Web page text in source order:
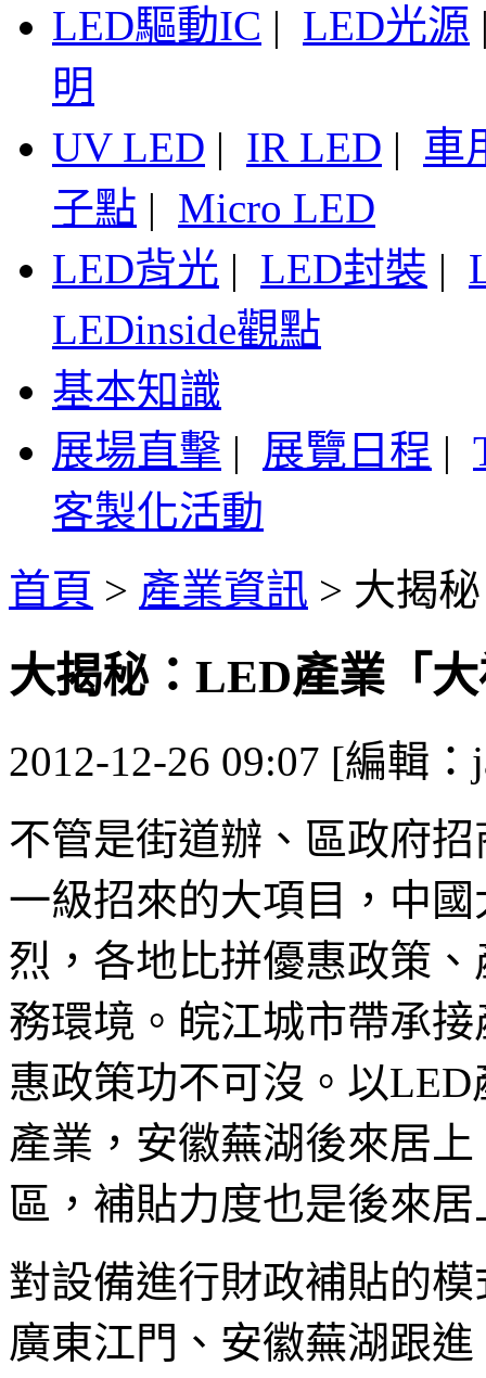
LED驅動IC | LED光源
明
UV LED | IR LED | 車
子點 | Micro LED
LED背光 | LED封裝 |
LEDinside觀點
基本知識
展場直擊 | 展覽日程 |
客製化活動
首頁 > 產業資訊 > 大揭
大揭秘：LED產業「
2012-12-26 09:07 [編輯：
不管是街道辦、區政府
一級招來的大項目，中
烈，各地比拼優惠政策
務環境。皖江城市帶承
惠政策功不可沒。以
產業，安徽蕪湖後來居
區，補貼力度也是後來居
對設備進行財政補貼的
廣東江門、安徽蕪湖跟